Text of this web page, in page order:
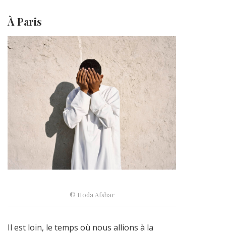
À Paris
© Hoda Afshar
Il est loin, le temps où nous allions à la